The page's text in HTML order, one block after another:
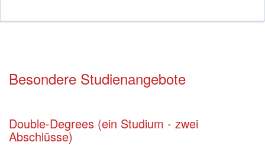
Besondere Studienangebote
Double-Degrees (ein Studium - zwei
Abschlüsse)